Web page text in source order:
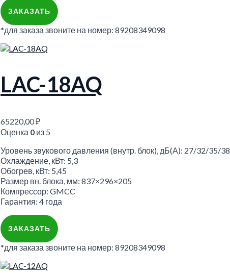
ЗАКАЗАТЬ
*для заказа звоните на номер: 89208349098
LAC-18AQ
65220,00₽
Оценка 0 из 5
Уровень звукового давления (внутр. блок), дБ(А): 27/32/35/38
Охлаждение, кВт: 5,3
Обогрев, кВт: 5,45
Размер вн. блока, мм: 837×296×205
Компрессор: GMCC
Гарантия: 4 года
ЗАКАЗАТЬ
*для заказа звоните на номер: 89208349098